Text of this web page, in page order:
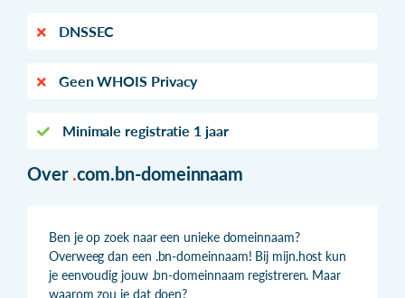
DNSSEC
Geen WHOIS Privacy
Minimale registratie 1 jaar
Over .com.bn-domeinnaam
Ben je op zoek naar een unieke domeinnaam?
Overweeg dan een .bn-domeinnaam! Bij mijn.host kun
je eenvoudig jouw .bn-domeinnaam registreren. Maar
waarom zou je dat doen?